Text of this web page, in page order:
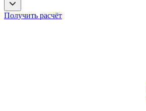
Получить расчёт